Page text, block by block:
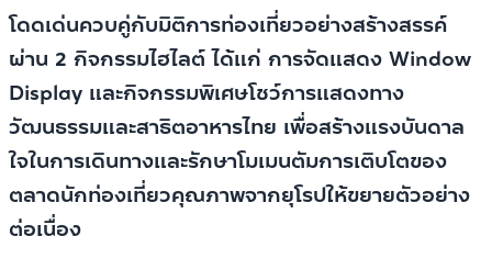
โดดเด่นควบคู่กับมิติการท่องเที่ยวอย่างสร้างสรรค์
ผ่าน 2 กิจกรรมไฮไลต์ ได้แก่ การจัดแสดง Window
Display และกิจกรรมพิเศษโชว์การแสดงทาง
วัฒนธรรมและสาธิตอาหารไทย เพื่อสร้างแรงบันดาล
ใจในการเดินทางและรักษาโมเมนตัมการเติบโตของ
ตลาดนักท่องเที่ยวคุณภาพจากยุโรปให้ขยายตัวอย่าง
ต่อเนื่อง